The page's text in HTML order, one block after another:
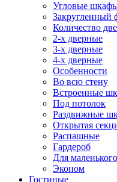
Угловые
Закругленный
Количество
2-х дверные
3-х дверные
4-х дверные
Особенности
Во всю стену
Встроенные
Под потолок
Раздвижные
Открытая
Распашные
Гардероб
Для
Эконом
Гостиные